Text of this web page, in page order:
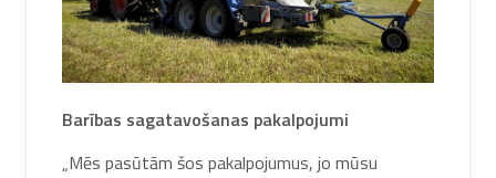
Barības sagatavošanas pakalpojumi
„Mēs pasūtām šos pakalpojumus, jo mūsu